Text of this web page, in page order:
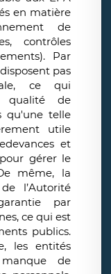
en matière
de
contrôles
Par
pas
ce qui
de
qu'une telle
utile
et
gérer le
même, la
l’Autorité
par
ce qui est
publics.
les entités
de